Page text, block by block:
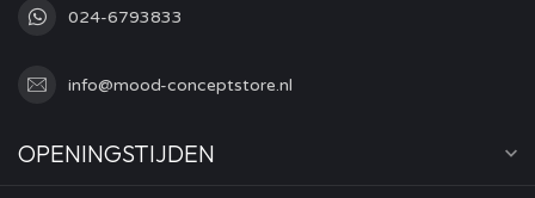
024-6793833
info@mood-conceptstore.nl
OPENINGSTIJDEN